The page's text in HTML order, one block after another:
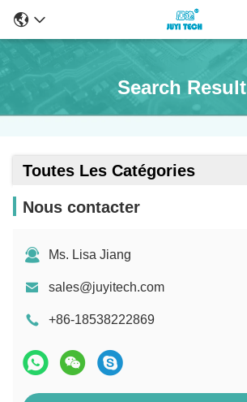
Search Result
Toutes Les Catégories
Nous contacter
Ms. Lisa Jiang
sales@juyitech.com
+86-18538222869